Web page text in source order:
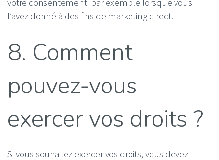
votre consentement, par exemple lorsque vous
l’avez donné à des fins de marketing direct.
8. Comment
pouvez-vous
exercer vos droits ?
Si vous souhaitez exercer vos droits, vous devez